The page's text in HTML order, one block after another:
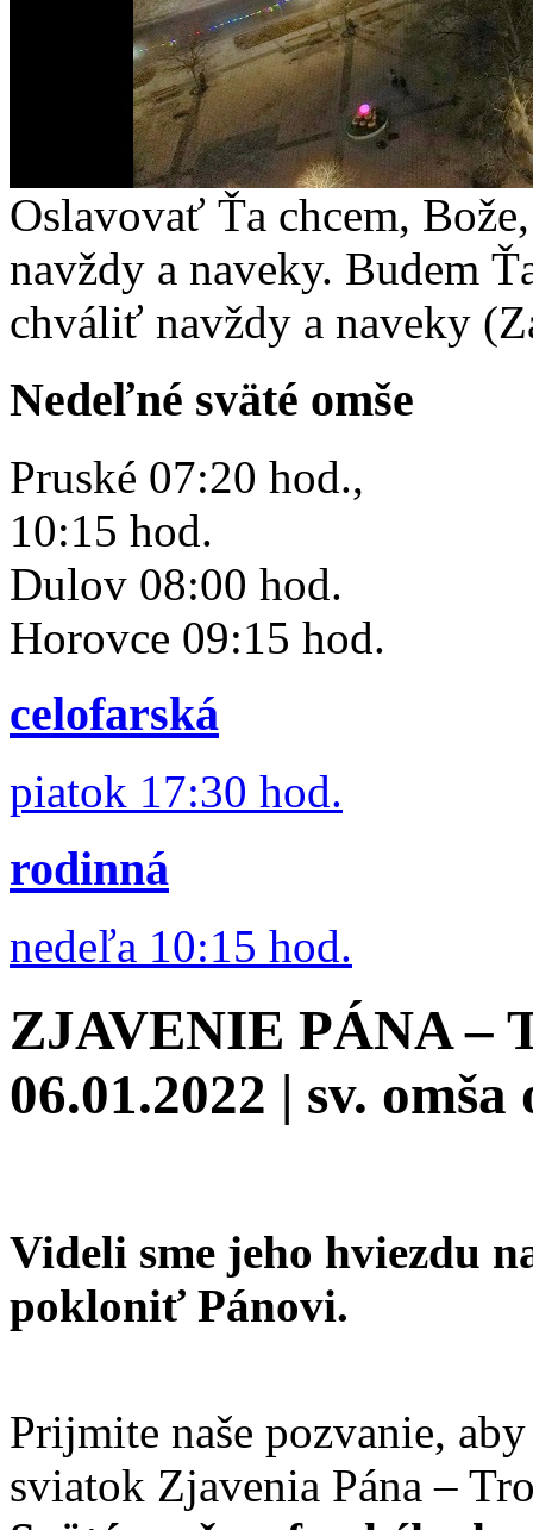
Oslavovať Ťa chcem,
navždy a naveky. Budem
chváliť navždy a naveky
Nedeľné sväté omše
Pruské 07:20 hod.,
10:15 hod.
Dulov 08:00 hod.
Horovce 09:15 hod.
celofarská
piatok 17:30 hod.
rodinná
nedeľa 10:15 hod.
ZJAVENIE PÁNA –
06.01.2022 | sv.
Videli sme jeho hviezdu
pokloniť Pánovi.
Prijmite naše pozvanie,
sviatok Zjavenia Pána –